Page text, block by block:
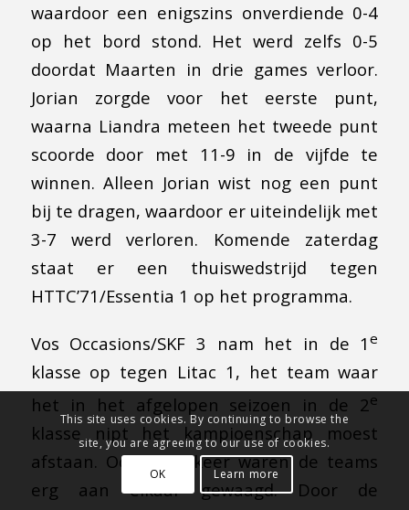
waardoor een enigszins onverdiende 0-4
op het bord stond. Het werd zelfs 0-5
doordat Maarten in drie games verloor.
Jorian zorgde voor het eerste punt,
waarna Liandra meteen het tweede punt
scoorde door met 11-9 in de vijfde te
winnen. Alleen Jorian wist nog een punt
bij te dragen, waardoor er uiteindelijk met
3-7 werd verloren. Komende zaterdag
staat er een thuiswedstrijd tegen
HTTC’71/Essentia 1 op het programma.
Vos Occasions/SKF 3 nam het in de 1e
klasse op tegen Litac 1, het team waar
het in het afgelopen seizoen in de 2e
klasse nipt het kampioenschap moest
afstaan. Ook deze keer waren de teams
erg aan elkaar gewaagd. Door de
This site uses cookies. By continuing to browse the
site, you are agreeing to our use of cookies.
OK Learn more